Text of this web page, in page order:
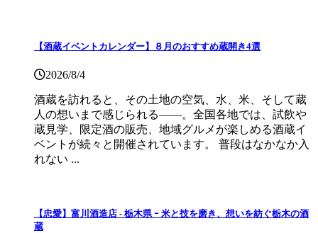
【酒蔵イベントカレンダー】８月のおすすめ蔵開き4選
2026/8/4
酒蔵を訪れると、その土地の空気、水、米、そして蔵
人の想いまで感じられる——。全国各地では、試飲や
蔵見学、限定酒の販売、地域グルメが楽しめる酒蔵イ
ベントが続々と開催されています。 普段はなかなか入
れない ...
【忠愛】富川酒造店 ‐ 栃木県 ｰ 米と技を磨き、想いを紡ぐ栃木の酒
蔵